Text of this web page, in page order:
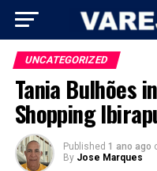
UNCATEGORIZED
Tania Bulhões
Shopping
Published 1 ano ago
By Jose Marques